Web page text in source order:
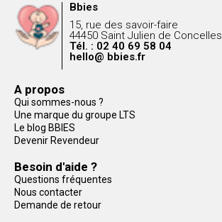
Bbies
15, rue des savoir-faire
44450 Saint Julien de Concelles
Tél. : 02 40 69 58 04
hello@ bbies.fr
A propos
Qui sommes-nous ?
Une marque du groupe LTS
Le blog BBIES
Devenir Revendeur
Besoin d'aide ?
Questions fréquentes
Nous contacter
Demande de retour